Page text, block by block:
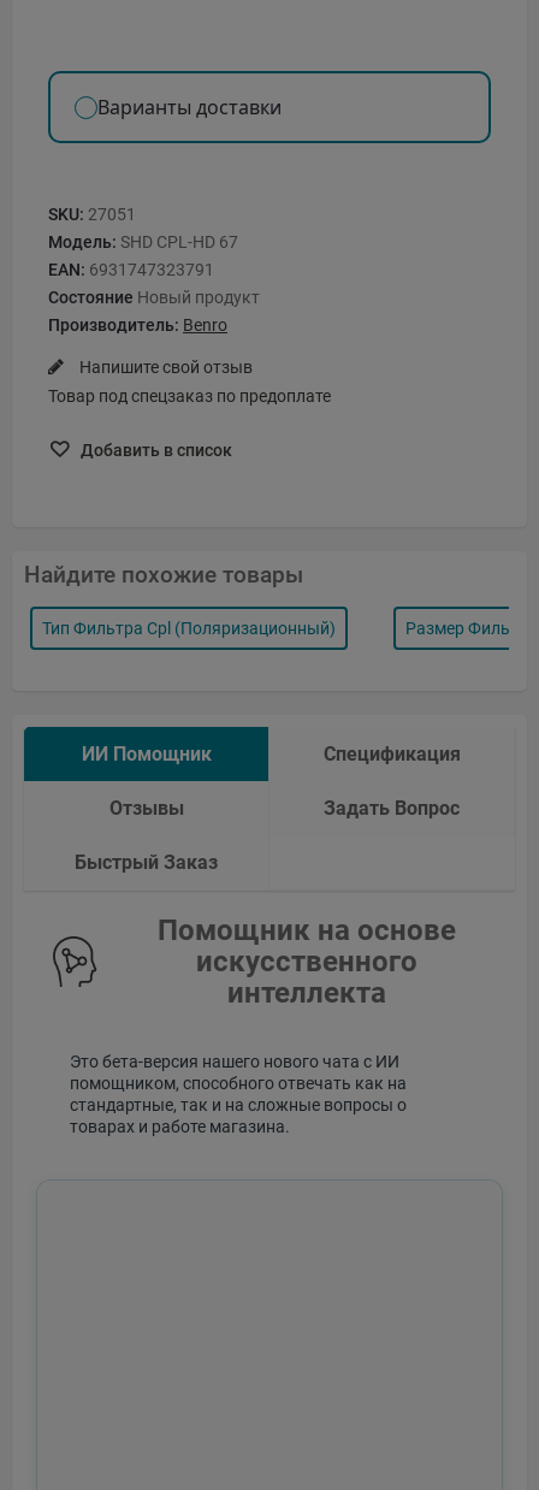
Варианты доставки
SKU: 27051
Модель: SHD CPL-HD 67
EAN: 6931747323791
Состояние Новый продукт
Производитель: Benro
Напишите свой отзыв
Товар под спецзаказ по предоплате
Добавить в список
Найдите похожие товары
Тип Фильтра Cpl (поляризационный) Размер
ИИ Помощник Спецификация
Отзывы Задать Вопрос
Быстрый Заказ
Помощник на основе
искусственного
интеллекта
Это бета-версия нашего нового чата с ИИ
помощником, способного отвечать как на
стандартные, так и на сложные вопросы о
товарах и работе магазина.